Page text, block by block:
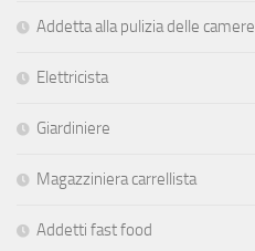
Addetta alla pulizia delle camere
Elettricista
Giardiniere
Magazziniera carrellista
Addetti fast food